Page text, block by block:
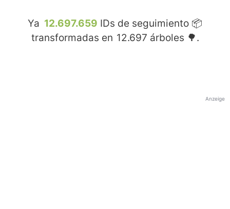
Ya 12.697.659 IDs de seguimiento 📦
transformadas en 12.697 árboles 🌳.
Anzeige